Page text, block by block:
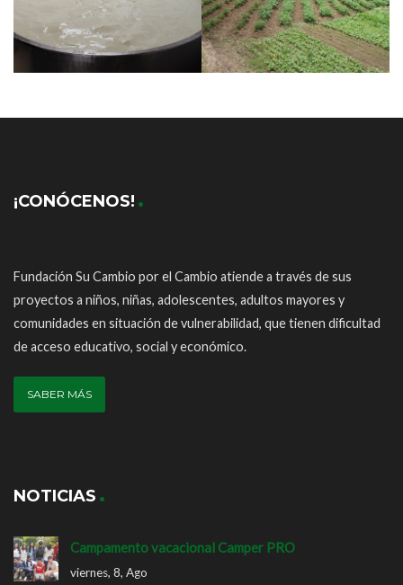
¡CONÓCENOS!
Fundación Su Cambio por el Cambio atiende a través de sus
proyectos a niños, niñas, adolescentes, adultos mayores y
comunidades en situación de vulnerabilidad, que tienen dificultad
de acceso educativo, social y económico.
SABER MÁS
NOTICIAS
Campamento vacacional Camper PRO
viernes, 8, Ago